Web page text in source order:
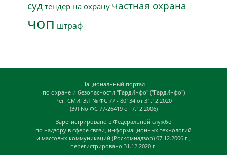
суд тендер на охрану частная охрана
чоп штраф
Национальный портал
по охране и безопасности "ГардИнфо" ("ГардИнфо")
Рег. СМИ: ЭЛ № ФС 77 - 80134 от 31.12.2020
(ЭЛ No ФС 77-26419 от 7.12.2006)
Зарегистрировано в Федеральной службе
по надзору в сфере связи, информационных технологий
и массовых коммуникаций (Роскомнадзор) 07.12.2006 г.,
перегистрировано 31.12.2020 г.